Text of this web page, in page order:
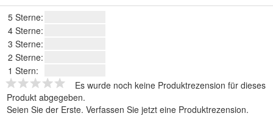
5 Sterne:
4 Sterne:
3 Sterne:
2 Sterne:
1 Stern:
Es wurde noch keine Produktrezension für dieses
Produkt abgegeben.
Seien Sie der Erste. Verfassen Sie jetzt eine Produktrezension.